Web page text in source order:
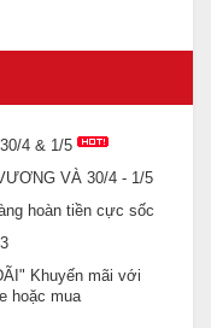
4 & 1/5
VÀ 30/4 - 1/5
hoàn tiền cực sốc
Khuyến mãi với
hoặc mua